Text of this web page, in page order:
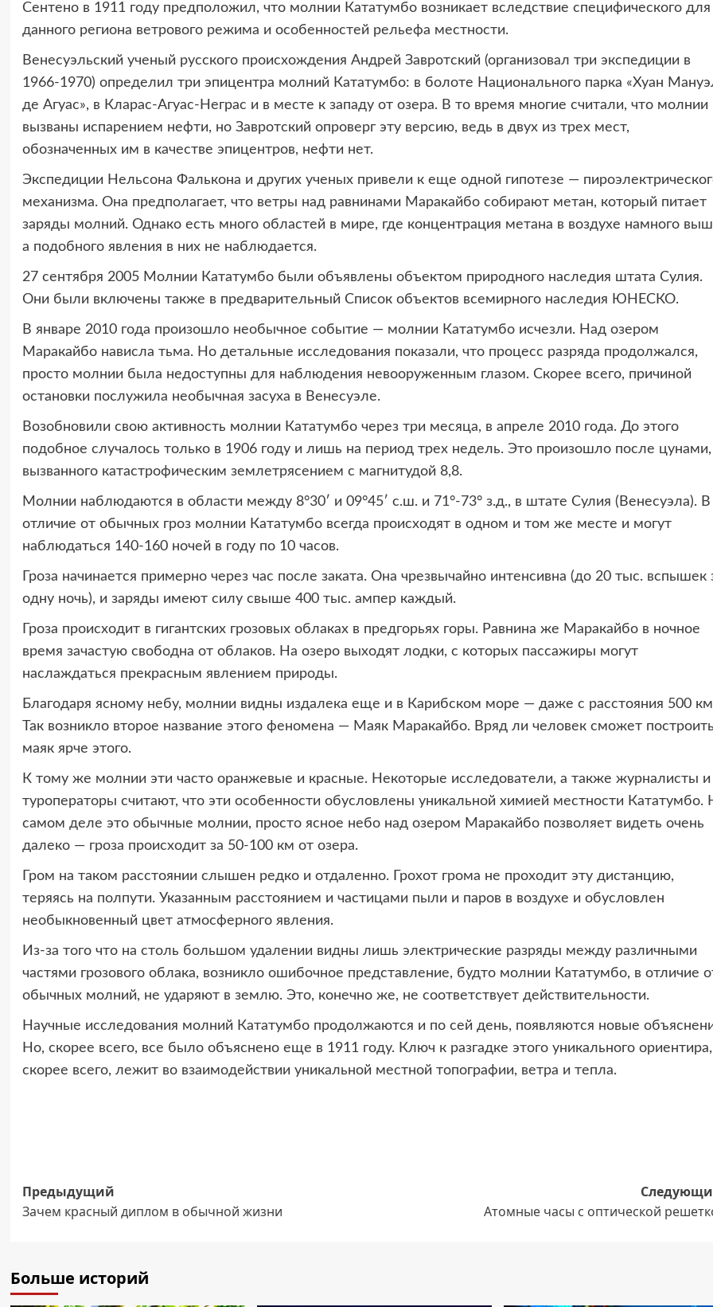
Сентено в 1911 году предположил, что молнии Кататумбо возникает вследствие специфического для
данного региона ветрового режима и особенностей рельефа местности.
Венесуэльский ученый русского происхождения Андрей Завротский (организовал три экспедиции в
1966-1970) определил три эпицентра молний Кататумбо: в болоте Национального парка «Хуан
де Агуас», в Кларас-Агуас-Неграс и в месте к западу от озера. В то время многие считали, что молнии
вызваны испарением нефти, но Завротский опроверг эту версию, ведь в двух из трех мест,
обозначенных им в качестве эпицентров, нефти нет.
Экспедиции Нельсона Фалькона и других ученых привели к еще одной гипотезе —
механизма. Она предполагает, что ветры над равнинами Маракайбо собирают метан, который питает
заряды молний. Однако есть много областей в мире, где концентрация метана в воздухе намного
а подобного явления в них не наблюдается.
27 сентября 2005 Молнии Кататумбо были объявлены объектом природного наследия штата Сулия.
Они были включены также в предварительный Список объектов всемирного наследия ЮНЕСКО.
В январе 2010 года произошло необычное событие — молнии Кататумбо исчезли. Над озером
Маракайбо нависла тьма. Но детальные исследования показали, что процесс разряда продолжался,
просто молнии была недоступны для наблюдения невооруженным глазом. Скорее всего, причиной
остановки послужила необычная засуха в Венесуэле.
Возобновили свою активность молнии Кататумбо через три месяца, в апреле 2010 года. До этого
подобное случалось только в 1906 году и лишь на период трех недель. Это произошло после цунами,
вызванного катастрофическим землетрясением с магнитудой 8,8.
Молнии наблюдаются в области между 8°30′ и 09°45′ с.ш. и 71°-73° з.д., в штате Сулия (Венесуэла). В
отличие от обычных гроз молнии Кататумбо всегда происходят в одном и том же месте и могут
наблюдаться 140-160 ночей в году по 10 часов.
Гроза начинается примерно через час после заката. Она чрезвычайно интенсивна (до 20 тыс. вспышек
одну ночь), и заряды имеют силу свыше 400 тыс. ампер каждый.
Гроза происходит в гигантских грозовых облаках в предгорьях горы. Равнина же Маракайбо в ночное
время зачастую свободна от облаков. На озеро выходят лодки, с которых пассажиры могут
наслаждаться прекрасным явлением природы.
Благодаря ясному небу, молнии видны издалека еще и в Карибском море — даже с расстояния 500
Так возникло второе название этого феномена — Маяк Маракайбо. Вряд ли человек сможет
маяк ярче этого.
К тому же молнии эти часто оранжевые и красные. Некоторые исследователи, а также журналисты и
туроператоры считают, что эти особенности обусловлены уникальной химией местности Кататумбо.
самом деле это обычные молнии, просто ясное небо над озером Маракайбо позволяет видеть очень
далеко — гроза происходит за 50-100 км от озера.
Гром на таком расстоянии слышен редко и отдаленно. Грохот грома не проходит эту дистанцию,
теряясь на полпути. Указанным расстоянием и частицами пыли и паров в воздухе и обусловлен
необыкновенный цвет атмосферного явления.
Из-за того что на столь большом удалении видны лишь электрические разряды между различными
частями грозового облака, возникло ошибочное представление, будто молнии Кататумбо, в отличие
обычных молний, не ударяют в землю. Это, конечно же, не соответствует действительности.
Научные исследования молний Кататумбо продолжаются и по сей день, появляются новые
Но, скорее всего, все было объяснено еще в 1911 году. Ключ к разгадке этого уникального ориентира,
скорее всего, лежит во взаимодействии уникальной местной топографии, ветра и тепла.
Навигация
записи
Предыдущий
Зачем красный диплом в обычной жизни
Атомные часы с оптической
Больше историй